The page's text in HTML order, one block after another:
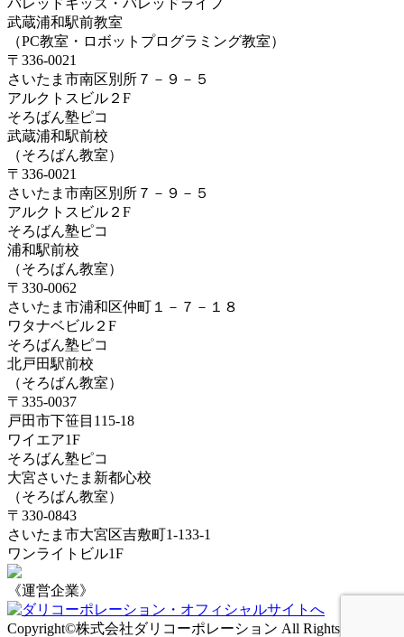
バレッドキッズ・バレッドライフ
武蔵浦和駅前教室
（PC教室・ロボットプログラミング教室）
〒336-0021
さいたま市南区別所７－９－５
アルクトスビル２F
そろばん塾ピコ
武蔵浦和駅前校
（そろばん教室）
〒336-0021
さいたま市南区別所７－９－５
アルクトスビル２F
そろばん塾ピコ
浦和駅前校
（そろばん教室）
〒330-0062
さいたま市浦和区仲町１－７－１８
ワタナベビル２F
そろばん塾ピコ
北戸田駅前校
（そろばん教室）
〒335-0037
戸田市下笹目115-18
ワイエア1F
そろばん塾ピコ
大宮さいたま新都心校
（そろばん教室）
〒330-0843
さいたま市大宮区吉敷町1-133-1
ワンライトビル1F
《運営企業》
Copyright©株式会社ダリコーポレーション All Rights